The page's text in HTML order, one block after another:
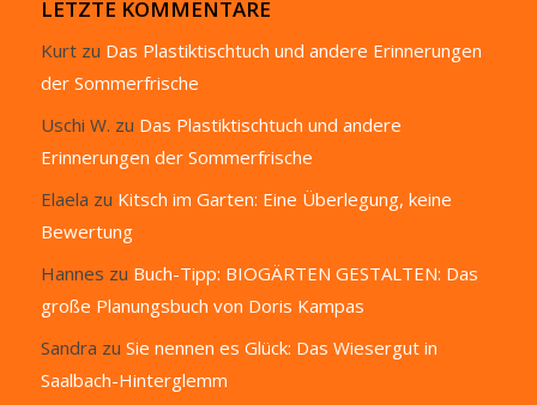
LETZTE KOMMENTARE
Kurtzu Das Plastiktischtuch und andere Erinnerungen
der Sommerfrische
Uschi W. zu Das Plastiktischtuch und andere
Erinnerungen der Sommerfrische
Elaela zu Kitsch im Garten: Eine Überlegung, keine
Bewertung
Hannes zu Buch-Tipp: BIOGÄRTEN GESTALTEN: Das
große Planungsbuch von Doris Kampas
Sandra zu Sie nennen es Glück: Das Wiesergut in
Saalbach-Hinterglemm